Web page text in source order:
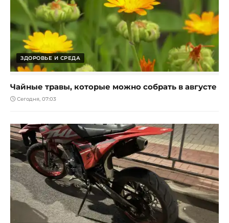
ЗДОРОВЬЕ И СРЕДА
Чайные травы, которые можно собрать в августе
Сегодня, 07:03